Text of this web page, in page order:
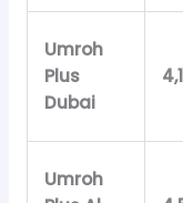
Umroh
Plus
Dubai
Umroh